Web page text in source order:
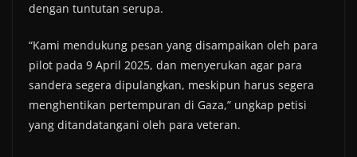
dengan tuntutan serupa.
“Kami mendukung pesan yang disampaikan oleh para
pilot pada 9 April 2025, dan menyerukan agar para
sandera segera dipulangkan, meskipun harus segera
menghentikan pertempuran di Gaza,” ungkap petisi
yang ditandatangani oleh para veteran.